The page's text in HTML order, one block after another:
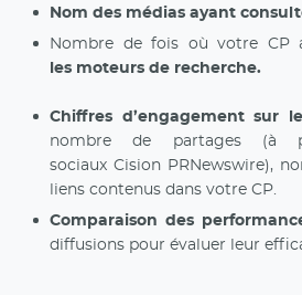
Nom des médias ayant
Nombre de fois où votre CP
les moteurs de recherche.
Chiffres d’engagement sur
nombre de partages (à
sociaux Cision PRNewswire),
liens contenus dans votre CP.
Comparaison des
diffusions pour évaluer leur